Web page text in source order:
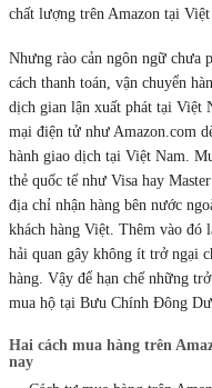
chất lượng trên Amazon tại
Nhưng rào cản ngôn ngữ chưa
cách thanh toán, vận chuyển
dịch gian lận xuất phát tại Việt
mại điện tử như Amazon.com
hành giao dịch tại Việt Nam.
thẻ quốc tế như Visa hay
địa chỉ nhận hàng bên nước
khách hàng Việt. Thêm vào đó
hải quan gây không ít trở ngại
hàng. Vậy để hạn chế những
mua hộ tại Bưu Chính Đông
Hai cách mua hàng trên
nay